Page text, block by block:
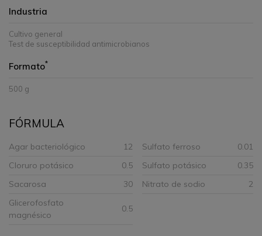
Industria
Cultivo general
Test de susceptibilidad antimicrobianos
Formato*
500 g
FÓRMULA
Agar bacteriológico 12 Sulfato ferroso
0.01
Cloruro potásico
0.5 Sulfato potásico
0.35
Sacarosa
30 Nitrato de sodio
2
Glicerofosfato
magnésico
0.5